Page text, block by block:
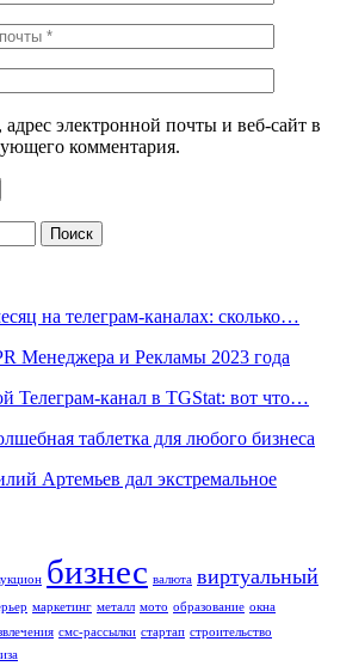
электронной почты и веб-сайт в
комментария.
на телеграм-каналах: сколько…
Менеджера и Рекламы 2023 года
Телеграм-канал в ТGStat: вот что…
таблетка для любого бизнеса
Артемьев дал экстремальное
бизнес валюта виртуальный
маркетинг металл мото образование окна
смс-рассылки стартап строительство